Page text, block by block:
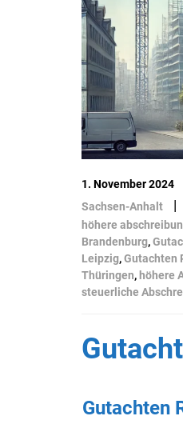
1. November 2024
Sachsen-Anhalt
|
höhere
Brandenburg,
Leipzig,Gutachten
Thüringen,höhere
steuerliche
Gutachten